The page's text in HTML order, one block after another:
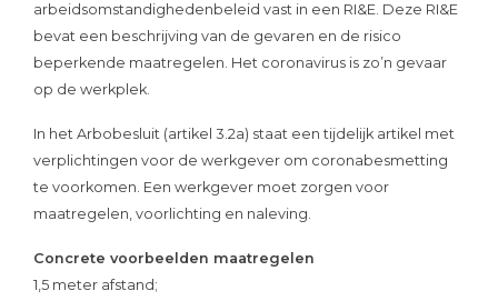
arbeidsomstandighedenbeleid vast in een RI&E. Deze RI&E
bevat een beschrijving van de gevaren en de risico
beperkende maatregelen. Het coronavirus is zo’n gevaar
op de werkplek.
In het Arbobesluit (artikel 3.2a) staat een tijdelijk artikel met
verplichtingen voor de werkgever om coronabesmetting
te voorkomen. Een werkgever moet zorgen voor
maatregelen, voorlichting en naleving.
Concrete voorbeelden maatregelen
1,5 meter afstand;